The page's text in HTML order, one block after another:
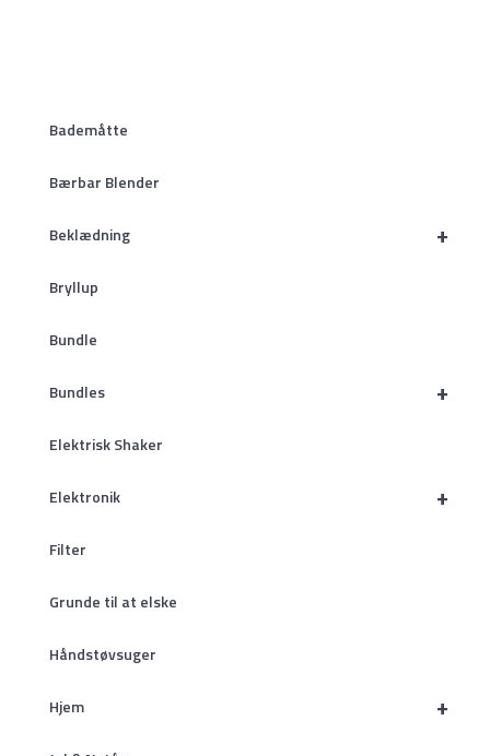
Bademåtte
Bærbar Blender
+
Beklædning
Bryllup
Bundle
+
Bundles
Elektrisk Shaker
+
Elektronik
Filter
Grunde til at elske
Håndstøvsuger
+
Hjem